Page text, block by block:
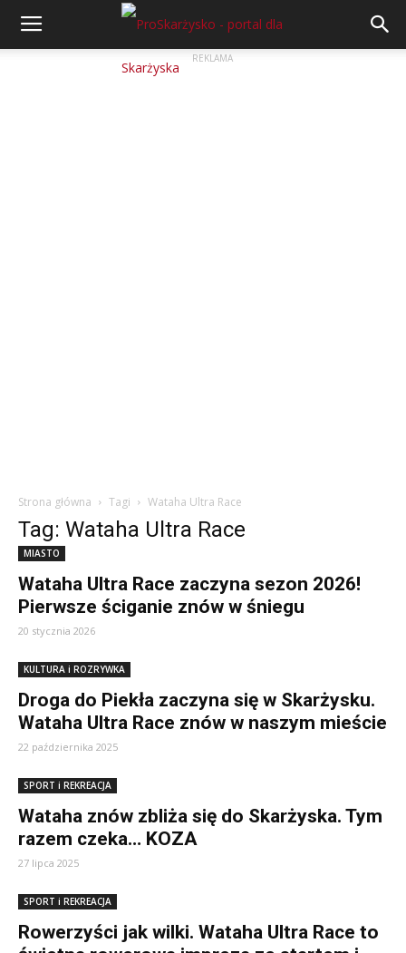
REKLAMA
Strona główna Tagi Wataha Ultra Race
Tag: Wataha Ultra Race
MIASTO
Wataha Ultra Race zaczyna sezon 2026!
Pierwsze ściganie znów w śniegu
20 stycznia 2026
KULTURA i ROZRYWKA
Droga do Piekła zaczyna się w Skarżysku.
Wataha Ultra Race znów w naszym mieście
22 października 2025
SPORT i REKREACJA
Wataha znów zbliża się do Skarżyska. Tym
razem czeka… KOZA
27 lipca 2025
SPORT i REKREACJA
Rowerzyści jak wilki. Wataha Ultra Race to